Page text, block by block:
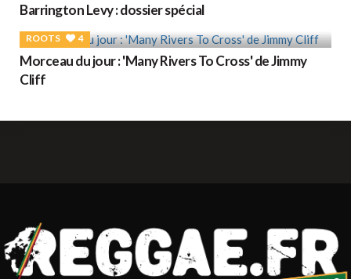
Barrington Levy : dossier spécial
ROOTS 4
Morceau du jour : 'Many Rivers To Cross' de Jimmy
Cliff